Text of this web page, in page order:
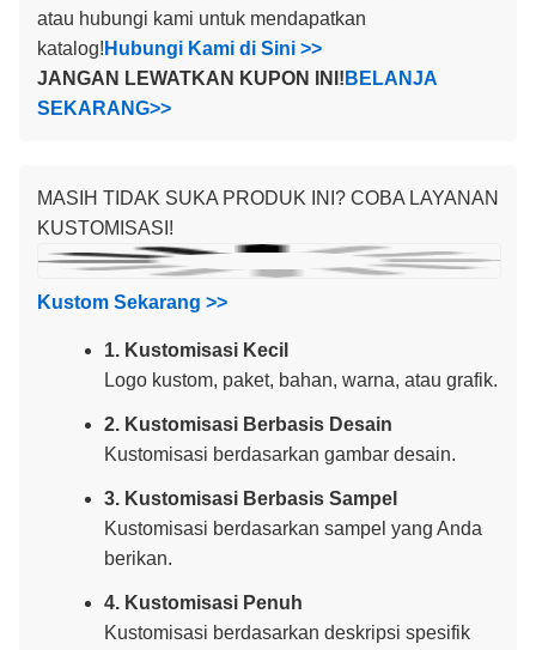
atau hubungi kami untuk mendapatkan
katalog! Hubungi Kami di Sini >>
JANGAN LEWATKAN KUPON INI! BELANJA
SEKARANG>>
MASIH TIDAK SUKA PRODUK INI? COBA LAYANAN
KUSTOMISASI!
Kustom Sekarang >>
1. Kustomisasi Kecil
Logo kustom, paket, bahan, warna, atau grafik.
2. Kustomisasi Berbasis Desain
Kustomisasi berdasarkan gambar desain.
3. Kustomisasi Berbasis Sampel
Kustomisasi berdasarkan sampel yang Anda
berikan.
4. Kustomisasi Penuh
Kustomisasi berdasarkan deskripsi spesifik